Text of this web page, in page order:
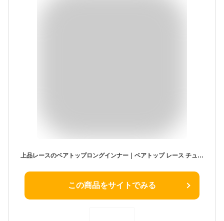
上品レースのベアトップロングインナー｜ベアトップ レース チューブトップ ドレスインナー ロング丈 谷間カバー 脇カバー
この商品をサイトでみる